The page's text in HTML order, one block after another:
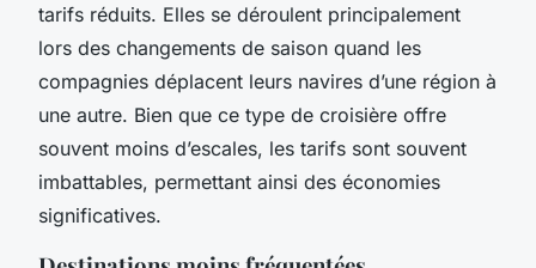
tarifs réduits. Elles se déroulent principalement
lors des changements de saison quand les
compagnies déplacent leurs navires d’une région à
une autre. Bien que ce type de croisière offre
souvent moins d’escales, les tarifs sont souvent
imbattables, permettant ainsi des économies
significatives.